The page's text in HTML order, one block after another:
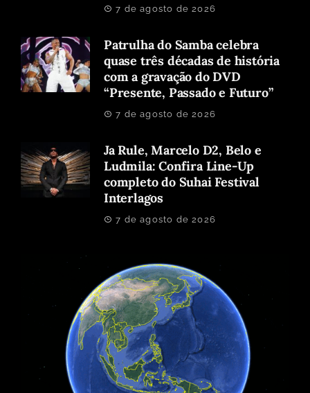
7 de agosto de 2026
Patrulha do Samba celebra
quase três décadas de história
com a gravação do DVD
“Presente, Passado e Futuro”
7 de agosto de 2026
Ja Rule, Marcelo D2, Belo e
Ludmila: Confira Line-Up
completo do Suhai Festival
Interlagos
7 de agosto de 2026